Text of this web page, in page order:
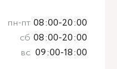
пн-пт 08:00-20:00
сб 08:00-20:00
вс 09:00-18:00